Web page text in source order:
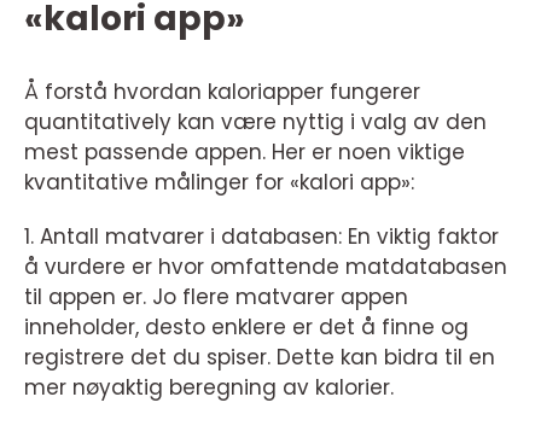
«kalori app»
Å forstå hvordan kaloriapper fungerer
quantitatively kan være nyttig i valg av den
mest passende appen. Her er noen viktige
kvantitative målinger for «kalori app»:
1. Antall matvarer i databasen: En viktig faktor
å vurdere er hvor omfattende matdatabasen
til appen er. Jo flere matvarer appen
inneholder, desto enklere er det å finne og
registrere det du spiser. Dette kan bidra til en
mer nøyaktig beregning av kalorier.